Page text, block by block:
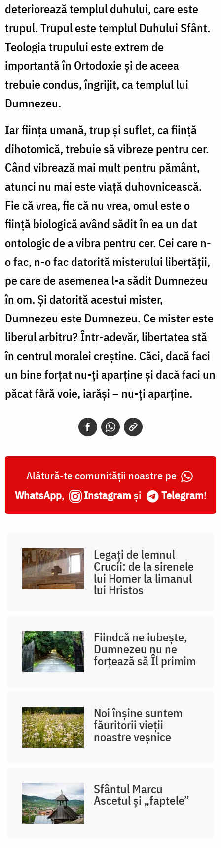
deteriorează templul duhului, care este
trupul. Trupul este templul Duhului Sfânt.
Teologia trupului este extrem de
importantă în Ortodoxie și de aceea
trebuie condus, îngrijit, ca templul lui
Dumnezeu.
Iar ființa umană, trup și suflet, ca ființă
dihotomică, trebuie să vibreze pentru cer.
Când vibrează mai mult pentru pământ,
atunci nu mai este viață duhovnicească.
Fie că vrea, fie că nu vrea, omul este o
ființă biologică având sădit în ea un dat
ontologic de a vibra pentru cer. Cei care n-
o fac, n-o fac datorită misterului libertății,
pe care de asemenea l-a sădit Dumnezeu
în om. Și datorită acestui mister,
Dumnezeu este Dumnezeu. Ce mister este
liberul arbitru? Într-adevăr, libertatea stă
în centrul moralei creștine. Căci, dacă faci
un bine forțat nu-ți aparține și dacă faci un
păcat fără voie, iarăși – nu-ți aparține.
Alătură-te comunității noastre pe
WhatsApp, Instagram și Telegram!
Legați de lemnul
Crucii: de la sirenele
lui Homer la limanul
lui Hristos
Fiindcă ne iubește,
Dumnezeu nu ne
forțează să Îl primim
Noi înșine suntem
făuritorii vieții
noastre veșnice
Sfântul Marcu
Ascetul și „faptele”